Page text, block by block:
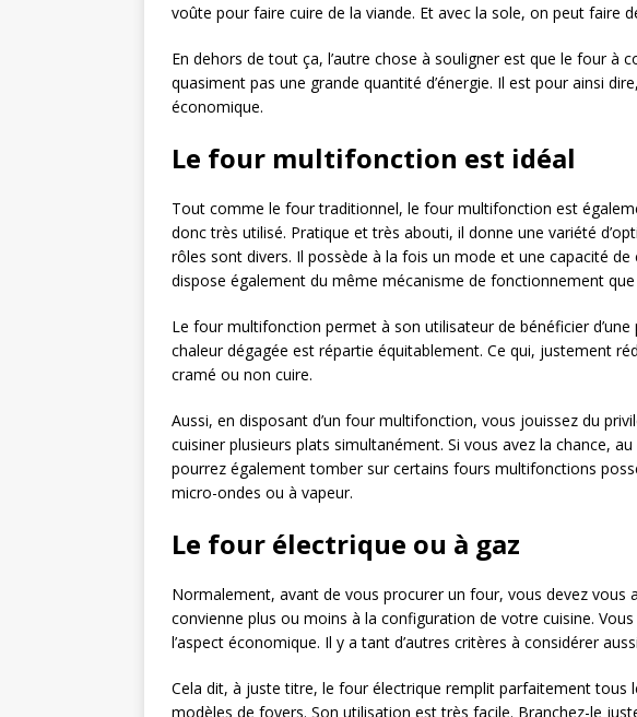
voûte pour faire cuire de la viande. Et avec la sole, on peut faire
En dehors de tout ça, l’autre chose à souligner est que le four à
quasiment pas une grande quantité d’énergie. Il est pour ainsi
économique.
Le four multifonction est idéal
Tout comme le four traditionnel, le four multifonction est
donc très utilisé. Pratique et très abouti, il donne une variété
rôles sont divers. Il possède à la fois un mode et une capacité
dispose également du même mécanisme de fonctionnement
Le four multifonction permet à son utilisateur de bénéficier
chaleur dégagée est répartie équitablement. Ce qui, justement
cramé ou non cuire.
Aussi, en disposant d’un four multifonction, vous jouissez du
cuisiner plusieurs plats simultanément. Si vous avez la chance,
pourrez également tomber sur certains fours multifonctions
micro-ondes ou à vapeur.
Le four électrique ou à gaz
Normalement, avant de vous procurer un four, vous devez vous
convienne plus ou moins à la configuration de votre cuisine.
l’aspect économique. Il y a tant d’autres critères à considérer
Cela dit, à juste titre, le four électrique remplit parfaitement tous
modèles de foyers. Son utilisation est très facile. Branchez-le